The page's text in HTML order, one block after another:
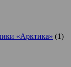
«Арктика» (1)